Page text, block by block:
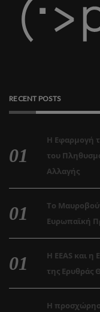
RECENT POSTS
Η Εφαρμογή
του
Αλλαγής
Το
Ευρωπαϊκή
Η EEAS και η
της Ερυθράς
Η